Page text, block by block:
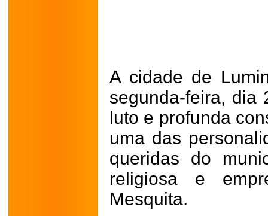
A cidade de
segunda-feira, dia
luto e profunda
uma das
queridas do
religiosa e
Mesquita.